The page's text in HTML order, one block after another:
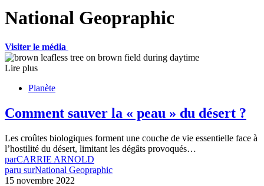
National Geopraphic
Visiter le média
Lire plus
Planète
Comment sauver la « peau » du désert ?
Les croûtes biologiques forment une couche de vie essentielle face à
l’hostilité du désert, limitant les dégâts provoqués…
parCARRIE ARNOLD
paru surNational Geopraphic
15 novembre 2022